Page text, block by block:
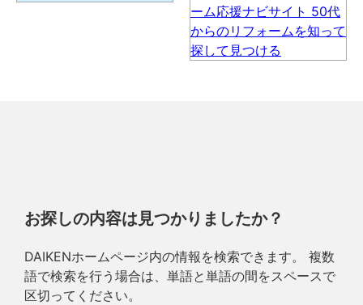
お探しの内容は見つかりましたか？
DAIKENホームページ内の情報を検索できます。 複数
語で検索を行う場合は、単語と単語の間をスペースで
区切ってください。